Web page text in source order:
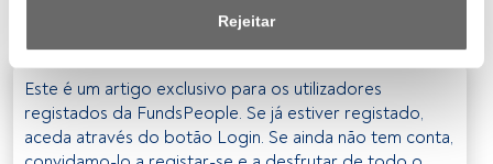
fornecer:
Utilizar dados de localização geográfica precisa. Analisar
ativamente as características do dispositivo para sua
Rejeitar
Este é um artigo exclusivo para os utilizadores
registados da FundsPeople. Se já estiver registado,
aceda através do botão Login. Se ainda não tem conta,